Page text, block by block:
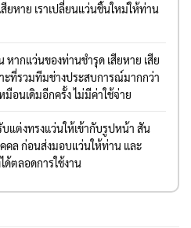
หาย เราเปลี่ยนแว่นชิ้นใหม่ให้ท่าน
ากแว่นของท่านชำรุด เสียหาย เสีย
ะที่รวมทีมช่างประสบการณ์มากกว่า
อนเดิมอีกครั้ง ไม่มีค่าใช้จ่าย
บแต่งทรงแว่นให้เข้ากับรูปหน้า สัน
คล ก่อนส่งมอบแว่นให้ท่าน และ
ตลอดการใช้งาน